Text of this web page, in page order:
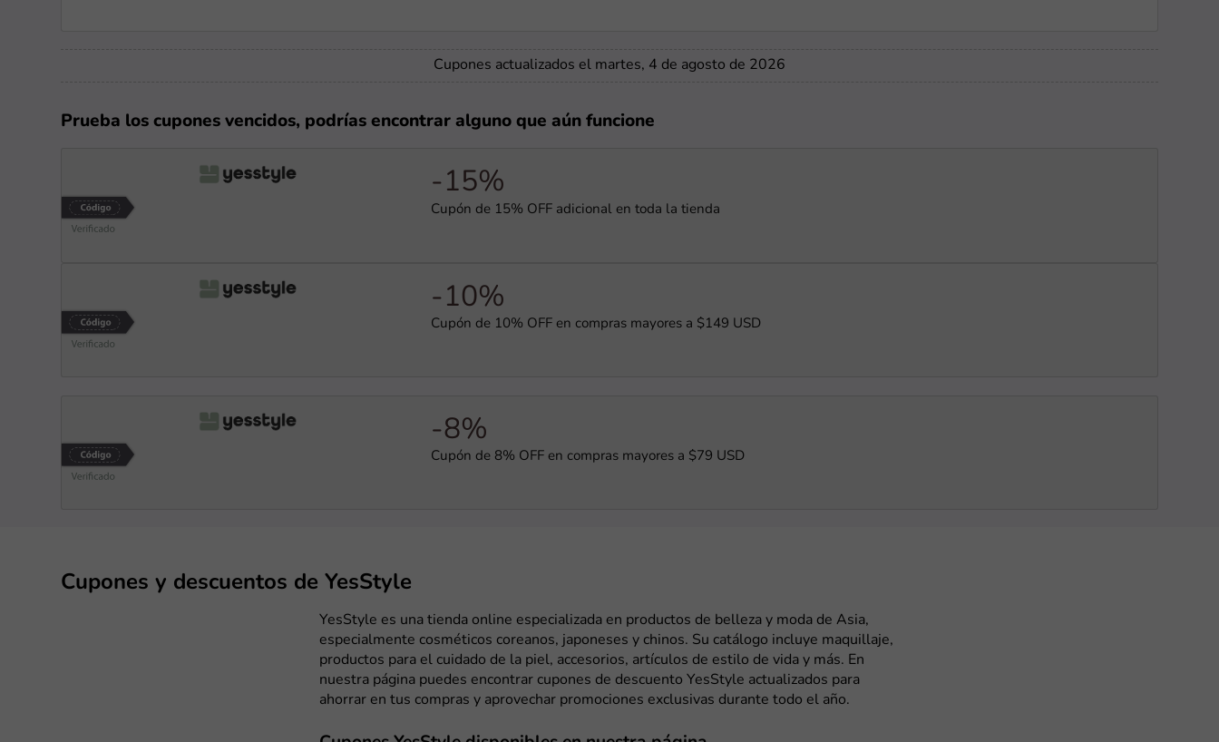
Cupones actualizados el martes, 4 de agosto de 2026
Prueba los cupones vencidos, podrías encontrar alguno que aún funcione
-15%
Cupón de 15% OFF adicional en toda la tienda
-10%
Cupón de 10% OFF en compras mayores a $149 USD
-8%
Cupón de 8% OFF en compras mayores a $79 USD
Cupones y descuentos de YesStyle
YesStyle es una tienda online especializada en productos de belleza y moda de Asia,
especialmente cosméticos coreanos, japoneses y chinos. Su catálogo incluye maquillaje,
productos para el cuidado de la piel, accesorios, artículos de estilo de vida y más. En
nuestra página puedes encontrar cupones de descuento YesStyle actualizados para
ahorrar en tus compras y aprovechar promociones exclusivas durante todo el año.